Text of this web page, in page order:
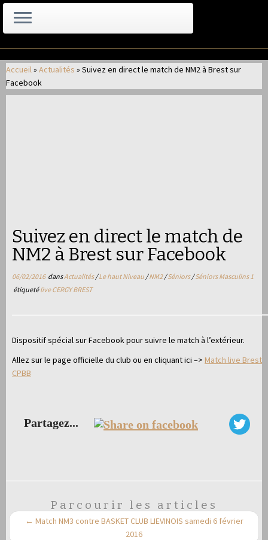
au
contenu
Accueil» Actualités » Suivez en direct le match de NM2 à Brest sur
Facebook
Suivez en direct le match de
NM2 à Brest sur Facebook
06/02/2016dansActualités/Le haut Niveau /NM2/Séniors/Séniors Masculins 1
étiquetélive CERGY BREST
Dispositif spécial sur Facebook pour suivre le match à l’extérieur.
Allez sur le page officielle du club ou en cliquant ici –> Match live Brest
CPBB
Partagez...
Parcourir les articles
← Match NM3 contre BASKET CLUB LIEVINOIS samedi 6 février
2016